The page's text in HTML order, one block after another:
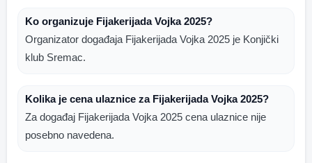
Ko organizuje Fijakerijada Vojka 2025?
Organizator događaja Fijakerijada Vojka 2025 je Konjički
klub Sremac.
Kolika je cena ulaznice za Fijakerijada Vojka 2025?
Za događaj Fijakerijada Vojka 2025 cena ulaznice nije
posebno navedena.